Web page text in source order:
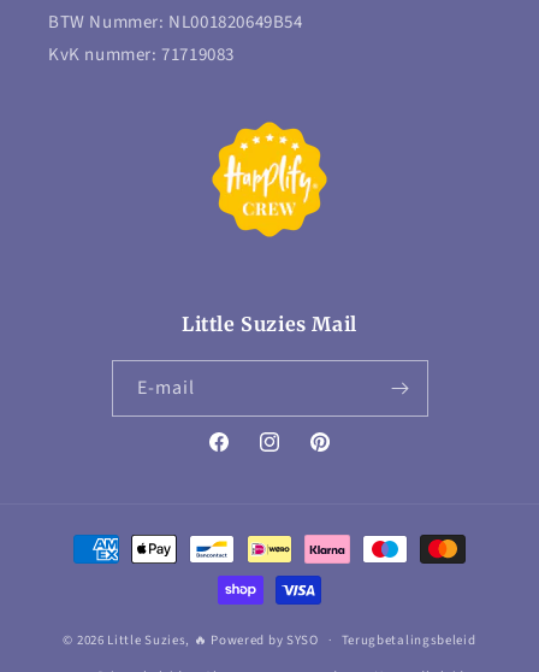
BTW Nummer: NL001820649B54
KvK nummer: 71719083
Little Suzies Mail
E‑mail
FacebookInstagramPinterest
Betaalmethoden
© 2026 Little Suzies, 🔥 Powered by SYSO
Terugbetalingsbeleid